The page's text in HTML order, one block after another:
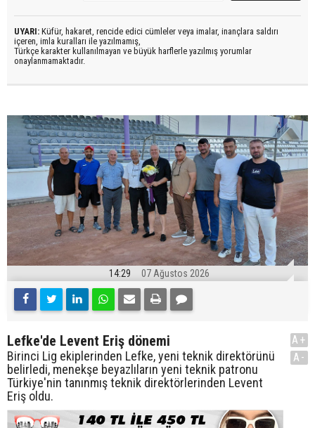
UYARI: Küfür, hakaret, rencide edici cümleler veya imalar, inançlara saldırı
içeren, imla kuralları ile yazılmamış,
Türkçe karakter kullanılmayan ve büyük harflerle yazılmış yorumlar
onaylanmamaktadır.
14:29 07 Ağustos 2026
Lefke'de Levent Eriş dönemi
Birinci Lig ekiplerinden Lefke, yeni teknik direktörünü
belirledi, menekşe beyazlıların yeni teknik patronu
Türkiye'nin tanınmış teknik direktörlerinden Levent
Eriş oldu.
A+
A-